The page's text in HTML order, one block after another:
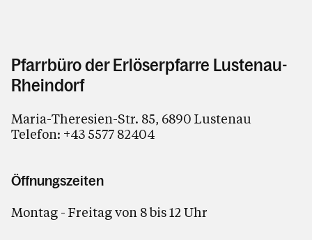
Pfarrbüro der Erlöserpfarre Lustenau-
Rheindorf
Maria-Theresien-Str. 85, 6890 Lustenau
Telefon: +43 5577 82404
Öffnungszeiten
Montag - Freitag von 8 bis 12 Uhr